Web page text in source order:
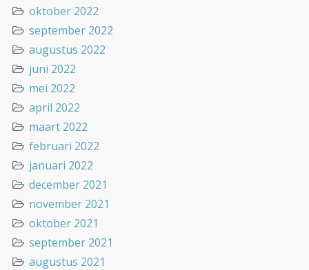
oktober 2022
september 2022
augustus 2022
juni 2022
mei 2022
april 2022
maart 2022
februari 2022
januari 2022
december 2021
november 2021
oktober 2021
september 2021
augustus 2021